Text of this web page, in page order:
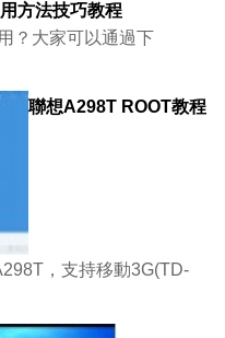
方法技巧教程
？大家可以通過下
聯想A298T ROOT教程
，支持移動3G(TD-